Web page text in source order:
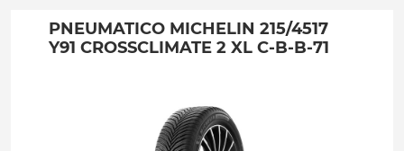
PNEUMATICO MICHELIN 215/4517
Y91 CROSSCLIMATE 2 XL C-B-B-71